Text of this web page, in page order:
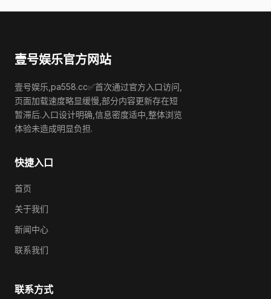
壹号娱乐官方网站
壹号娱乐,pa558.cc✅首次通过官方入口访问,
页面加载速度略显缓慢,部分内容更新存在短
暂滞后.入口设计明确,信息密度适中,整体浏览
体验未造成明显负担.
快捷入口
首页
关于我们
新闻中心
联系我们
联系方式